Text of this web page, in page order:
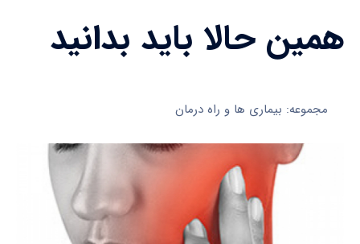
همین حالا باید بدانید
مجموعه: بیماری ها و راه درمان